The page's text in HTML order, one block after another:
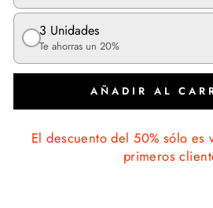
3 Unidades
Te ahorras un 20%
AÑADIR AL
El descuento del 50% sólo es
primeros